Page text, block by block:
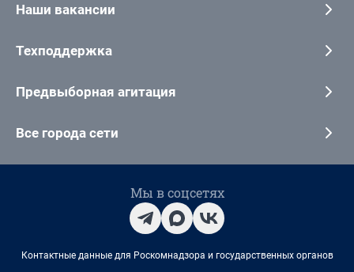
Наши вакансии
Техподдержка
Предвыборная агитация
Все города сети
Мы в соцсетях
Контактные данные для Роскомнадзора и государственных органов